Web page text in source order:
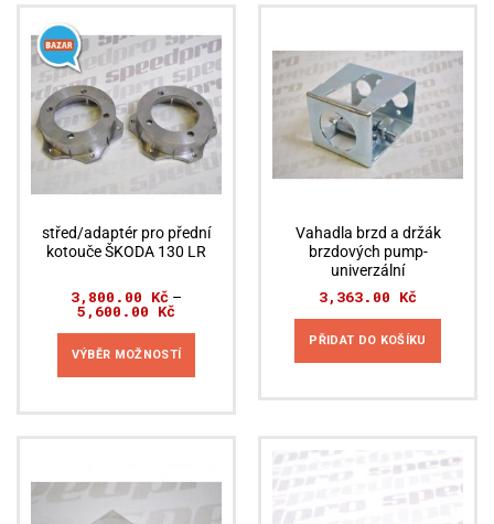
střed/adaptér pro přední
kotouče ŠKODA 130 LR
3,800.00 Kč –
5,600.00 Kč
3,800.00 Kč
až
VÝBĚR MOŽNOSTÍ
variant.
Vahadla brzd a držák
brzdových pump-
univerzální
3,363.00 Kč
PŘIDAT DO KOŠÍKU